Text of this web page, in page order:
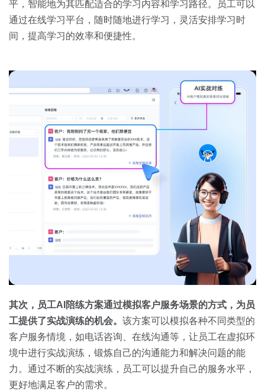
培训辅导
平，智能地为其匹配适合的学习内容和学习路径。员工可以
通过在线学习平台，随时随地进行学习，灵活安排学习时
间，提高学习的效率和便捷性。
其次，员工AI 陪练方案通过模拟客户服务场景的方式，为员
工提供了实战演练的机会。 该方案可以模拟各种不同类型的
客户服务情境，如电话咨询、在线沟通等，让员工在虚拟环
境中进行实战演练，锻炼自己的沟通能力和解决问题的能
力。通过不断的实战演练，员工可以提升自己的服务水平，
更好地满足客户的需求。